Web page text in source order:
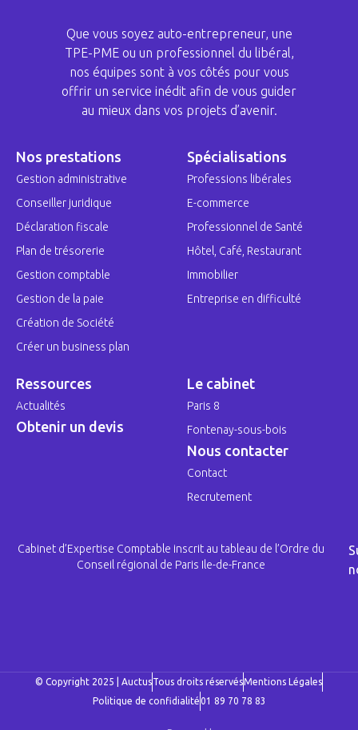
Que vous soyez auto-entrepreneur, une
TPE-PME ou un professionnel du libéral,
nos équipes sont à vos côtés pour vous
offrir un service inédit afin de vous guider
au mieux dans vos projets d’avenir.
Nos prestations
Gestion administrative
Conseiller juridique
Déclaration fiscale
Plan de trésorerie
Gestion comptable
Gestion de la paie
Création de Société
Créer un business plan
Spécialisations
Professions libérales
E-commerce
Professionnel de Santé
Hôtel, Café, Restaurant
Immobilier
Entreprise en difficulté
Ressources
Actualités
Obtenir un devis
Le cabinet
Paris 8
Fontenay-sous-bois
Nous contacter
Contact
Recrutement
Cabinet d’Expertise Comptable inscrit au tableau de l’Ordre du
Conseil régional de Paris Ile-de-France
© Copyright 2025 | AuctusTous droits réservésMentions Légales
Politique de confidialité01 89 70 78 83